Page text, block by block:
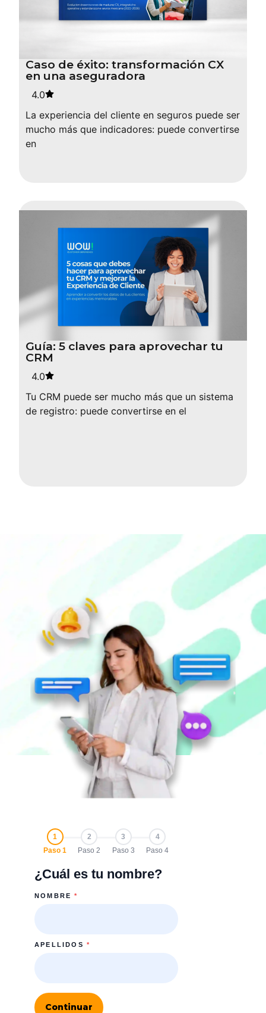
Caso de éxito: transformación CX
en una aseguradora
4.0
La experiencia del cliente en seguros puede ser
mucho más que indicadores: puede convertirse
en
Guía: 5 claves para aprovechar tu
CRM
4.0
Tu CRM puede ser mucho más que un sistema
de registro: puede convertirse en el
1
Paso 1
2
Paso 2
3
Paso 3
4
Paso 4
¿Cuál es tu nombre?
NOMBRE*
APELLIDOS *
Continuar